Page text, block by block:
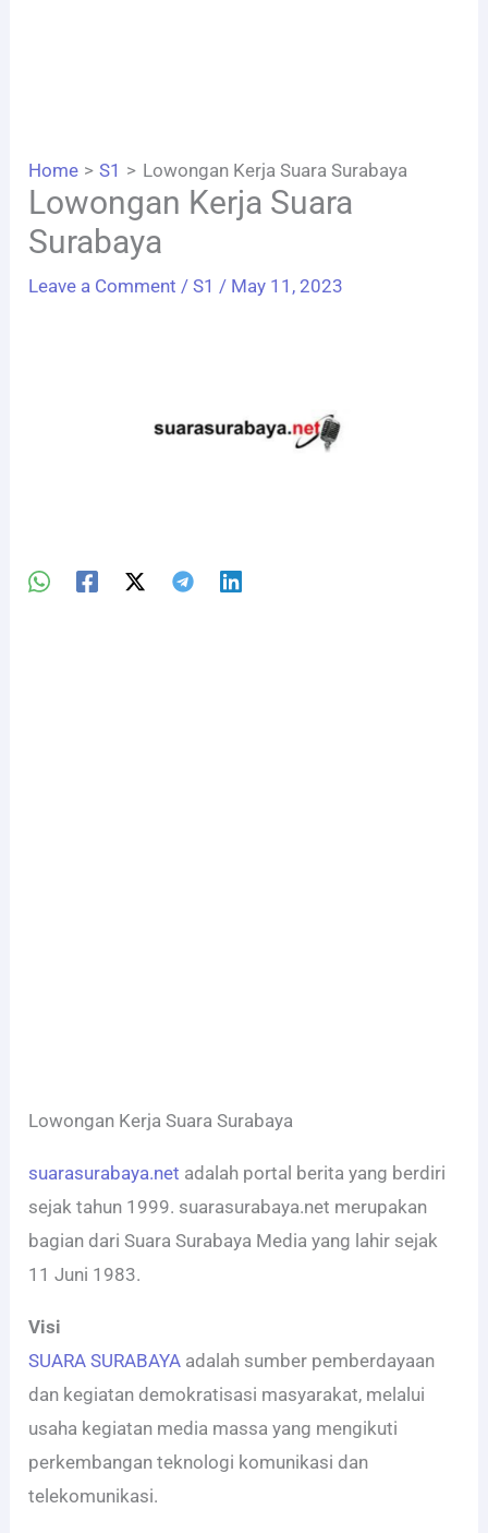
Home S1 Lowongan Kerja Suara Surabaya
Lowongan Kerja Suara
Surabaya
Leave a Comment /S1 / May 11, 2023
Lowongan Kerja Suara Surabaya
suarasurabaya.net adalah portal berita yang berdiri
sejak tahun 1999. suarasurabaya.net merupakan
bagian dari Suara Surabaya Media yang lahir sejak
11 Juni 1983.
Visi
SUARA SURABAYA adalah sumber pemberdayaan
dan kegiatan demokratisasi masyarakat, melalui
usaha kegiatan media massa yang mengikuti
perkembangan teknologi komunikasi dan
telekomunikasi.